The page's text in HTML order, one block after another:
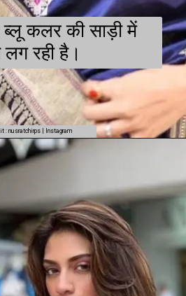
: nusratchirps | Instagram
कलर की साड़ी में
रही है।